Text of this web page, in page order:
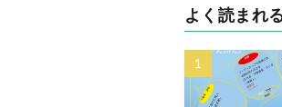
よく読まれ